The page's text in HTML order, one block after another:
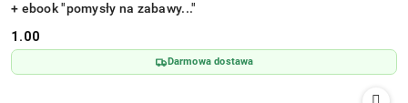
+ ebook "pomysły na zabawy..."
Cena:
1.00
Darmowa dostawa